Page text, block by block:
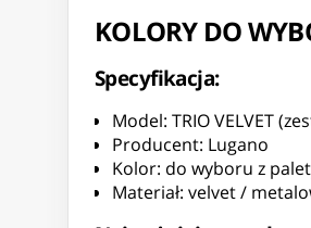
KOLORY DO
Specyfikacja:
Model: TRIO VELVET
Producent: Lugano
Kolor: do wyboru z
Materiał: velvet /